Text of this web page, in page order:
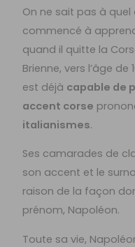
On ne sait pas à
commencé à
quand il quitte la
Brienne, vers l’âge
est déjà capable de
accent corse
italianismes.
Ses camarades de
son accent et le
raison de la façon
prénom, Napoléon.
Toute sa vie,